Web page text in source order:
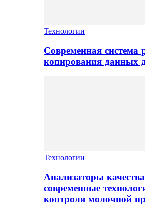
Технологии
Современная система
копирования данных
Технологии
Анализаторы
современные
контроля молочной